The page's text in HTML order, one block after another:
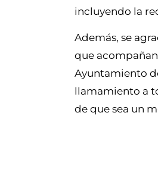
incluyendo la
Además, se
que
Ayuntamiento
llamamiento a
de que sea un